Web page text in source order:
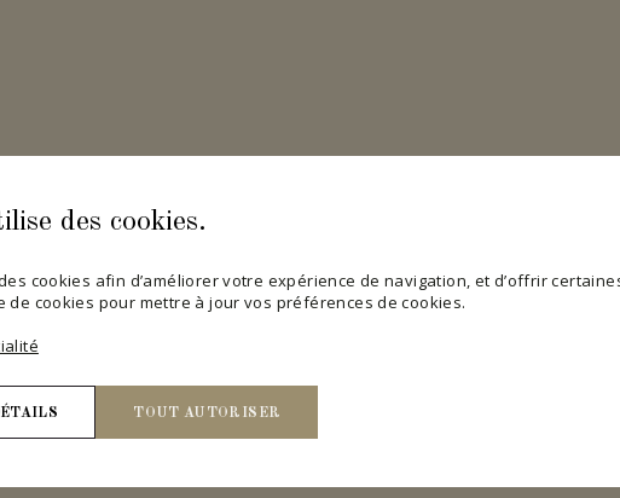
des cookies.
cookies afin d’améliorer votre expérience de navigation, et d’offrir
cookies pour mettre à jour vos préférences de cookies.
TOUT AUTORISER